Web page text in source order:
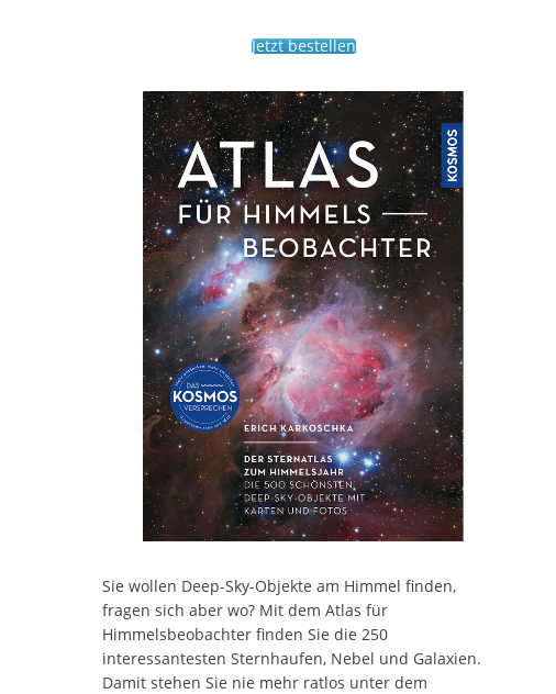
Jetzt bestellen
Sie wollen Deep-Sky-Objekte am Himmel finden,
fragen sich aber wo? Mit dem Atlas für
Himmelsbeobachter finden Sie die 250
interessantesten Sternhaufen, Nebel und Galaxien.
Damit stehen Sie nie mehr ratlos unter dem